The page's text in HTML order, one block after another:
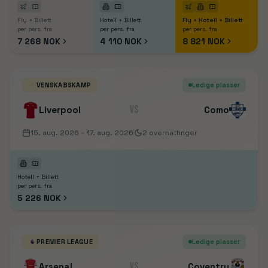
Fly + Billett
per pers. fra
7 268 NOK
Hotell + Billett
per pers. fra
4 110 NOK
Fly + Hotell + Billett
per pers. fra
8 821 NOK
VENSKABSKAMP Ledige plasser
Liverpool VS Como
15. aug. 2026 – 17. aug. 2026 2 overnattinger
Hotell + Billett
per pers. fra
5 226 NOK
PREMIER LEAGUE Ledige plasser